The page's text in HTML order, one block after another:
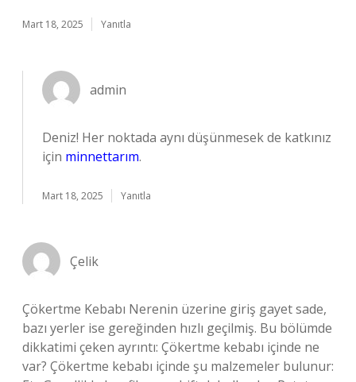
Mart 18, 2025 Yanıtla
admin
Deniz! Her noktada aynı düşünmesek de katkınız
için minnettarım.
Mart 18, 2025 Yanıtla
Çelik
Çökertme Kebabı Nerenin üzerine giriş gayet sade,
bazı yerler ise gereğinden hızlı geçilmiş. Bu bölümde
dikkatimi çeken ayrıntı: Çökertme kebabı içinde ne
var? Çökertme kebabı içinde şu malzemeler bulunur: